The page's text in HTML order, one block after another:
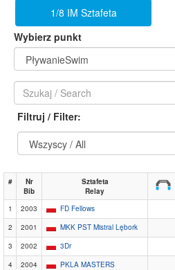
1/8 IM Sztafeta
Wybierz punkt
Filtruj / Filter:
#
Nr
Bib
Sztafeta
Relay
1
2003 FD Fellows
2
2001 MKK PST Mistral Lębork
3
2002 3Dr
4
2004 PKLA MASTERS